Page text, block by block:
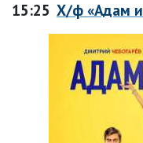
15:25 Х/ф «Адам и